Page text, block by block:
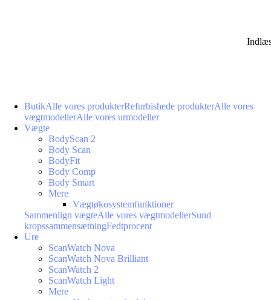
ButikAlle vores produkterRefurbishede produkterAlle vores
vægtmodellerAlle vores urmodeller
Vægte
BodyScan 2
Body Scan
BodyFit
Body Comp
Body Smart
Mere
Vægtøkosystemfunktioner
Sammenlign vægteAlle vores vægtmodellerSund
kropssammensætningFedtprocent
Ure
ScanWatch Nova
ScanWatch Nova Brilliant
ScanWatch 2
ScanWatch Light
Mere